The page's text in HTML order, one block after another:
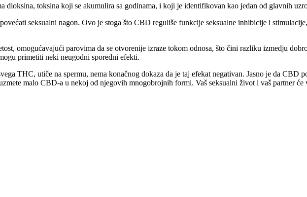
dioksina, toksina koji se akumulira sa godinama, i koji je identifikovan kao jedan od glavnih
seksualni nagon. Ovo je stoga što CBD reguliše funkcije seksualne inhibicije i
omogućavajući parovima da se otvorenije izraze tokom odnosa, što čini razliku izmedju
primetiti neki neugodni sporedni efekti.
THC, utiče na spermu, nema konačnog dokaza da je taj efekat negativan. Jasno je da CBD
malo CBD-a u nekoj od njegovih mnogobrojnih formi. Vaš seksualni život i vaš partner